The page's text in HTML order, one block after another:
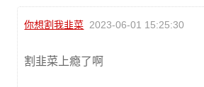
你想割我韭菜 2023-06-01 15:25:30
割韭菜上瘾了啊